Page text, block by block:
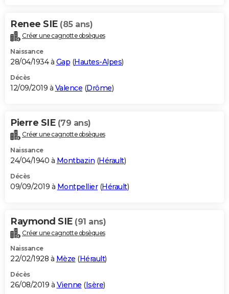
Renee SIE (85 ans)
Créer une cagnotte obsèques
Naissance
28/04/1934 à Gap (Hautes-Alpes)
Décès
12/09/2019 à Valence (Drôme)
Pierre SIE (79 ans)
Créer une cagnotte obsèques
Naissance
24/04/1940 à Montbazin (Hérault)
Décès
09/09/2019 à Montpellier(Hérault)
Raymond SIE (91 ans)
Créer une cagnotte obsèques
Naissance
22/02/1928 à Mèze (Hérault)
Décès
26/08/2019 à Vienne (Isère)